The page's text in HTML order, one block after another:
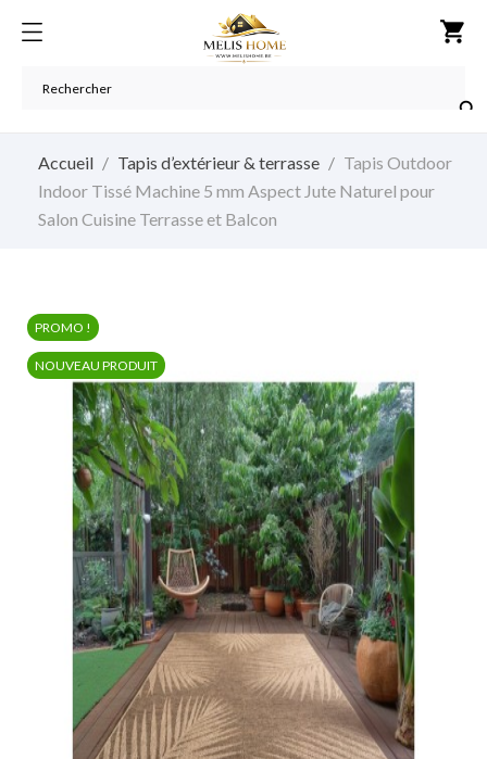
shopping_cart

Accueil Tapis d’extérieur & terrasse
Tapis Outdoor
Indoor Tissé Machine 5 mm Aspect Jute Naturel pour
Salon Cuisine Terrasse et Balcon
PROMO !
NOUVEAU PRODUIT